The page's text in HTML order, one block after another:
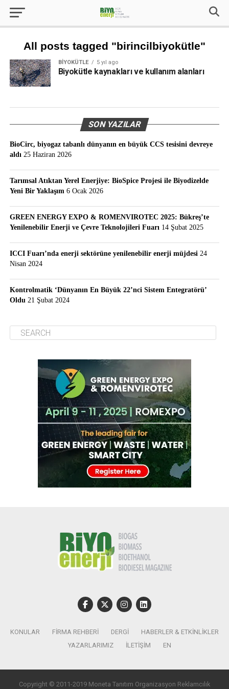
All posts tagged "birincilbiyokütle"
BIYOKÜTLE 5 yıl ago
Biyokütle kaynakları ve kullanım alanları
SON YAZILAR
BioCirc, biyogaz tabanlı dünyanın en büyük CCS tesisini devreye
aldı 25 Haziran 2026
Tarımsal Atıktan Yerel Enerjiye: BioSpice Projesi ile Biyodizelde
Yeni Bir Yaklaşım 6 Ocak 2026
GREEN ENERGY EXPO & ROMENVIROTEC 2025: Bükreş’te
Yenilenebilir Enerji ve Çevre Teknolojileri Fuarı 14 Şubat 2025
ICCI Fuarı’nda enerji sektörüne yenilenebilir enerji müjdesi 24
Nisan 2024
Kontrolmatik ‘Dünyanın En Büyük 22’nci Sistem Entegratörü’
Oldu 21 Şubat 2024
KONULAR FIRMA REHBERI DERGI
HABERLER & ETKINLIKLER
YAZARLARIMIZ
İLETIŞIM EN
Copyright © 2011-2019 Moneta Tanıtım Organizasyon Reklamcılık